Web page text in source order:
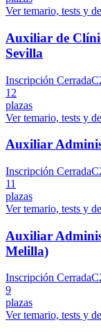
Ver temario, tests y
Auxiliar de
Sevilla
Inscripción Cerrada
12
plazas
Ver temario, tests y
Auxiliar
Inscripción Cerrada
11
plazas
Ver temario, tests y
Auxiliar
Melilla)
Inscripción Cerrada
9
plazas
Ver temario, tests y